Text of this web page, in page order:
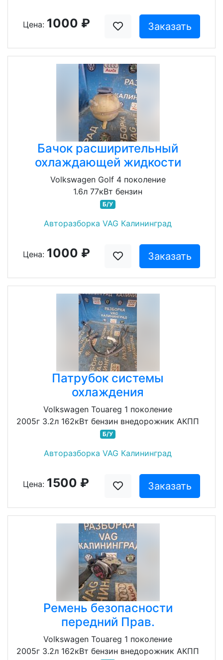
Цена: 1000 ₽ Заказать
Бачок расширительный
охлаждающей жидкости
Volkswagen Golf 4 поколение
1.6л 77кВт бензин
Б/У
Авторазборка VAG Калининград
Цена: 1000 ₽ Заказать
Патрубок системы
охлаждения
Volkswagen Touareg 1 поколение
2005г 3.2л 162кВт бензин внедорожник АКПП
Б/У
Авторазборка VAG Калининград
Цена: 1500 ₽ Заказать
Ремень безопасности
передний Прав.
Volkswagen Touareg 1 поколение
2005г 3.2л 162кВт бензин внедорожник АКПП